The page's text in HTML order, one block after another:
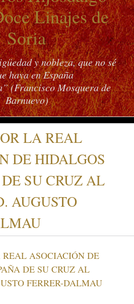
Linajes de
Soria
y nobleza, que no sé
haya en España
(Francisco Mosquera de
Barnuevo)
LA REAL
DE HIDALGOS
SU CRUZ AL
AUGUSTO
ASOCIACIÓN DE
DE SU CRUZ AL
FERRER-DALMAU